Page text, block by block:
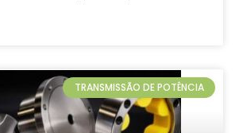
TRANSMISSÃO DE POTÊNCIA